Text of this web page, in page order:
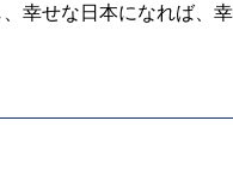
幸せな日本になれば、